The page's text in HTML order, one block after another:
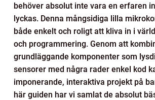
behöver absolut inte vara en erfaren
lyckas. Denna mångsidiga lilla
både enkelt och roligt att kliva in i
och programmering. Genom att
grundläggande komponenter som
sensorer med några rader enkel kod
imponerande, interaktiva projekt på
här guiden har vi samlat de absolut